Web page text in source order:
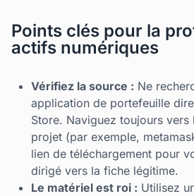
Points clés pour la
actifs numériques
Vérifiez la source : Ne
application de portefeuille
Store. Naviguez toujours
projet (par exemple,
lien de téléchargement pour
dirigé vers la fiche légitime.
Le matériel est roi : Utilisez